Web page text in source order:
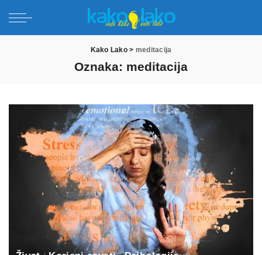
Kako Lako> meditacija
Oznaka: meditacija